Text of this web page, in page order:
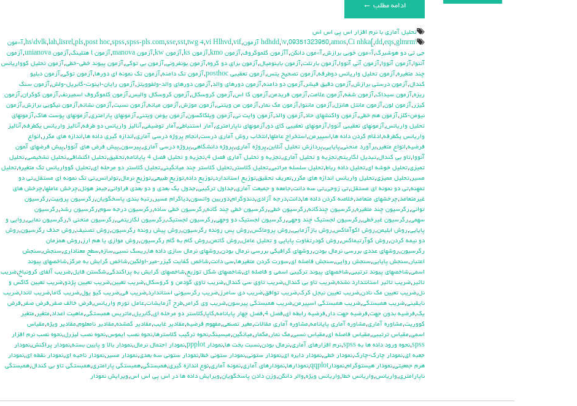
ادامه مطلب ←
تحليل آماري با نرم افزار اس پي اس اس
\hdhdd
,\v,09351323950,amos,Ci nhka[ ,dd,eqs,glmrm آزمون ,
hs\dvlk,lah,lisrel,pls,post hoc,spss,spss-pls.com,sse,sst,twg 4,vi Hlhvd,vif
,آ»مون
جي تي دو هوشبرگ,آ»مون خوبي برازش,آ»مون دانكن,آآزمون كلموگروف,آزمون kmo ,آزمون ks ,آزمون kw ,آزمون manova ,آزمون t هتلينگ ,آزمون unianova ,آزمون
آننوا,آزمون آنووا,آزمون آني آنووا,آزمون بارتلت,آزمون باينوميال,آزمون براي دو گروه,آزمون بونفروني,آزمون بي توكي,آزمون پيوند خطي-خطي,آزمون تحليل كوواريانس
چند متغيره,آزمون تحليل واريانس دوطرفه,آزمون تصحيح يتس,آزمون تعقيبي posthoc ,آزمون تك دامنه,آزمون تك نمونه اي دورها,آزمون توكي,آزمون دبليو
كندال,آزمون درستي برازش,آزمون دقيق فيشر ,آزمون دو دامنه,آزمون دورهاي والد,آزمون دورهاي والد-ولفوويتز ,آزمون رايان-اينوت-گابريل-ولش,آزمون سنگ
ريزه,آزمون سيداك,آزمون شفه,آزمون علامت,آزمون فريدمن,آزمون كا اس,آزمون كروسكال,آزمون كروسكال واليس,آزمون كلموگروف اسميرنف,آزمون كوكران,آزمون
كيزر ,آزمون لون,آزمون مانتل هانزل,آزمون ماننوا,آزمون مك نمار ,آزمون من ويتني,آزمون موزش,آزمون ميانه,آزمون نسبت,آزمون نشانه,آزمون نيكويي برازش,آزمون
نيومن-كلز ,آزمون هم خطي,آزمون واكنشهاي حاد,آزمون والد,آزمون وايت ني,آزمون ويلكاكسون,آزمون يومن ويتني,آزمونهاي پارامتري,آزمونهاي پوست هاك,آزمونهاي
تحليل واريانس,آزمونهاي تعقيبي آنووا,آزمونهاي تعقيبي كاي دو,آزمونهاي ناپارامتري,آمار استنباطي,آمار توضيفي,آناليز واريانس دو طرفه,آناليز واريانس يكطرفه,آناليز
واريانس يکطرفه,ادغام كردن داده ها,اسپيرمن,استخراج عاملها,انتخاب روش آماري درست,انجام پروژه درسي آماري,اندازه گيري داده ها,اندازه هاي مكرر ,انواع
فرضيه,انواع متغير ,برآورد منحني,پايايي,پردازش تحليل آنلاين,پروژه آماري,پروژه دانشگاهي,پروژه درسي آماري,پيرسون,پيش فرض هاي آنووا,پيش فرضهاي آ‍مون
آنووا,تاو بي کندال,تبديل لگاريتم,تجزيه و تحليل آماري,تجزيه و تحليل آماري فصل 4 ,تجزيه و تحليل فصل 4 پايانامه ,تحقيق,تحليل اكتشافي,تحليل تشخيصي,تحليل
تميزي,تحليل خوشه اي,تحليل داده رباط,تحليل سلسله مراتبي,تحليل كلاستر ,تحليل كلاستر چند ميانگيني,تحليل كلاستر دو مرحله اي,تحليل كوواريانس تك متغيره,تحليل
مسير ,تحليل مميزي,تحليل واريانس اندازه هاي مكرر ,تعريف تحقيق,توزيع استاندارد,توزيع داده,توزيع طبيعي,توزيع نرمال,تولرانس,تي تک نمونه اي مستقل,تي دو
تمهنه,تي دو نمونه اي مستقل,تي زوجي,تي سه دانت,جامعه و جميعت آماري,جداول تركيبي,جدول يك بعدي و دو بعدي فراواني,جيمز هوئل,چرخش عاملها,چرخش هاي
غيرمتعامد,چرخشهاي متعامد,خلاصه كردن داده ها,دانت,درجه آزادي,دندوگرام,دوربين واتسون,دياگرام مسير ,رتبه بندي پاسخگويان,رگرسيون پروبيت,رگرسيون
تواني,رگرسيون چند متغيره,رگرسيون چندگانه,رگرسيون خطي,رگرسيون خطي چند گانه,رگرسيون خطي ساده,رگرسيون درجه سوم,رگرسيون رشد,رگرسيون
سهمي,رگرسيون غيرخطي,رگرسيون لجستيك چند وجهي,رگرسيون لجستيك دو وجهي,رگرسيون لجستيک,رگرسيون لگاريتمي,رگرسيون منحني s ,رگرسيون نمايي,روايي و
پايايي,روش ابليمن,روش اكوآماكس,روش بازآزمايي,روش پروماكس,روش پس رونده رگرسيون,روش پيش رونده رگرسيون,روش تصنيف,روش حذف رگرسيون,روش
دو نيمه كردن,روش كوآرتيماكس,روش كودرتفاوت پايايي و تحليل عامل,روش گاتمن,روش گام به گام رگرسيون,روش موازي يا هم ارز ,روش همزمان
رگرسيون,روشهاي عددي بررسي نرمال بودن,روشهاي گرافيكي بررسي نرمال بودن,روشهاي نرمال سازي داده ها,ريسك نسبي,سازه,سطح معناداري,سنجش,سنجش
اعتبار ,سنجش پايايي,سنجش روايي,سنجش فاصله اي,سورت كردن متغيرها,سي دانت,شاخص كفايت كيزر-مير-اولكين,شاخص گرايش به مركز ,شاخصهاي پيوند
اسمي,شاخصهاي پيوند ترتيبي,شاخصهاي پيوند تركيبي اسمي و فاصله اي,شاخصهاي شكل توزيع,شاخصهاي گرايش به پراكندگي,شكستن فايل,ضريب آلفاي کرونباخ,ضريب
تاثير ,ضريب تاثير استانتدارد نشده,ضريب تاو بي كندال,ضريب تاوي سي كندال,ضريب تاوي گودمن و كروسكال,ضريب تعيين,ضريب تعيين پژدو,ضريب تعيين كاكس و
نل,ضريب تعيين مك نادن,ضريب تعيين نيجل كرك,ضريب توافق,ضريب دي سامرز ,ضريب رگرسيوني استاندارد,ضريب في,ضريب كيو يول,ضريب گاما,ضريب لاندا,ضريب
نايقيني,ضريب همبستگي,ضريب همبستگي اسپيرمن,ضريب همبستگي پيرسون,ضريب وي كرامر ,طرح آزمايشات,عامل تورم واريانس,فرض خالف صفر ,فرض صفر ,فرض
يك,فرضيه بدون جهت,فرضيه جهت دار ,فرضيه رابطه اي,فصل 4 ,فصل چهار پايانامه,كاپا,كلاستر دو مرحله اي,گابريل,ماتريس همبستگي,ماهيت اعداد,متغير ,متغير
كووريت,مشاوره آماري,مشاوره آماري پايانامه,مشاوره آماري مقالات,مغير تصنعي,مفهوم فرضيه,مقادير غايب,مقادير گمشده,مقادير نامعلوم,مقادير ويژه,مقياس
اسمي,مقياس ترتيبي,مقياس فاصله اي,مقياس نسبي,مك نمار ,مكمار ,ميانگين,ميسينگ,نحوه تركيب كلاسترها,نحوه نصب ايموس,نحوه نصب ليزرل,نحوه نصب نرم افزار
spss
,نحوه ورود داده ها به spss ,نرم افزارهاي آماري,نرمال بودن,نسبت بخت ها,نمودار ppplot ,نمودار احتمال نرمال,نمودار بالا و پايين بسته,نمودار پراكنش,نمودار
جعبه اي,نمودار چارك-چارك,نمودار خطي,نمودار دايره اي,نمودار ستوني,نمودار ستوني خطا,نمودار ستوني سه بعدي,نمودار مسير ,نمودار ناحيه اي,نمودار نقطه اي,نمودار
هرم جمعيتي,نمودار هيستوگرام,نمودارqqplot ,نمودارها,نمودارهاي آماري,نمونه آماري,نوع اندازه گيري,همبستگي,همبستگي پارامتري,همبستگي تاو بي کندال,همبستگي
ناپارامتري,واريانس,واريانس خطا,واريانس ويژه,والر دانكن,وزن دادن پاسخگويان,ويرايش داده ها در اس پي اس اس,ويرايش نمودار